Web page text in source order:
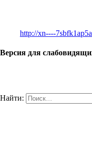
http://xn----
Версия для
Найти: